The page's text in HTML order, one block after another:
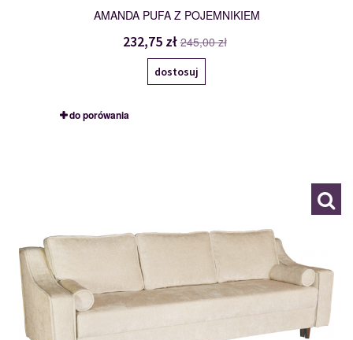
AMANDA PUFA Z POJEMNIKIEM
232,75 zł 245,00 zł
dostosuj
do porówania